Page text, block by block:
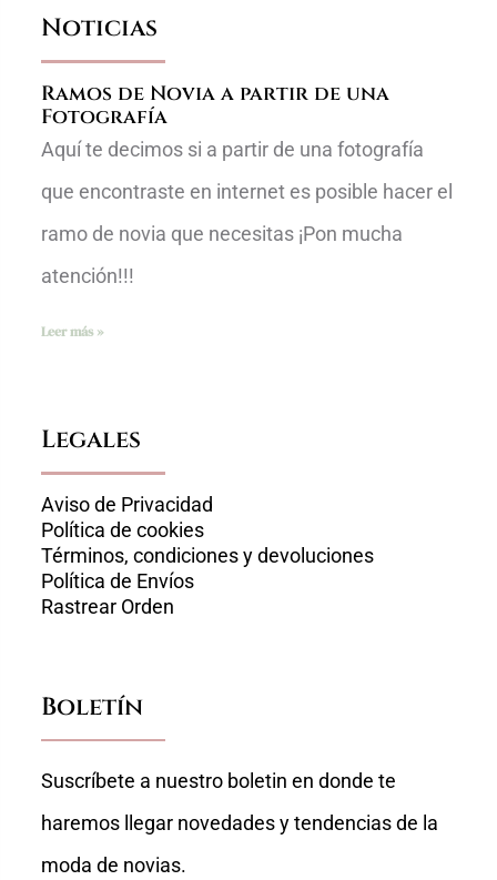
Noticias
Ramos de Novia a partir de una
Fotografía
Aquí te decimos si a partir de una fotografía
que encontraste en internet es posible hacer el
ramo de novia que necesitas ¡Pon mucha
atención!!!
Leer más »
Legales
Aviso de Privacidad
Política de cookies
Términos, condiciones y devoluciones
Política de Envíos
Rastrear Orden
Boletín
Suscríbete a nuestro boletin en donde te
haremos llegar novedades y tendencias de la
moda de novias.